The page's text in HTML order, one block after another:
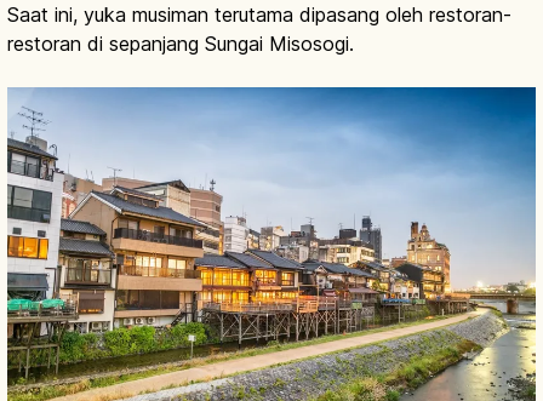
Saat ini, yuka musiman terutama dipasang oleh restoran-
restoran di sepanjang Sungai Misosogi.